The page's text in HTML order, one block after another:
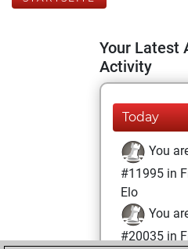
Your Latest
Activity
Today
You
#11995 in
Elo
You
#20035 in